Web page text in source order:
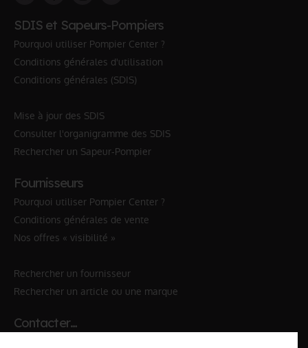
SDIS et Sapeurs-Pompiers
Pourquoi utiliser Pompier Center ?
Conditions générales d'utilisation
Conditions générales (SDIS)
Mise à jour des SDIS
Consulter l'organigramme des SDIS
Rechercher un Sapeur-Pompier
Fournisseurs
Pourquoi utiliser Pompier Center ?
Conditions générales de vente
Nos offres « visibilité »
Rechercher un fournisseur
Rechercher un article ou une marque
Contacter…